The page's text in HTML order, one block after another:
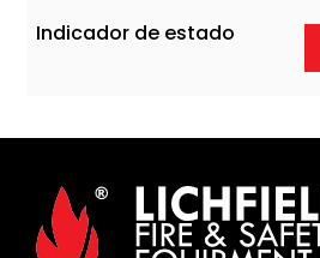
Indicador de estado